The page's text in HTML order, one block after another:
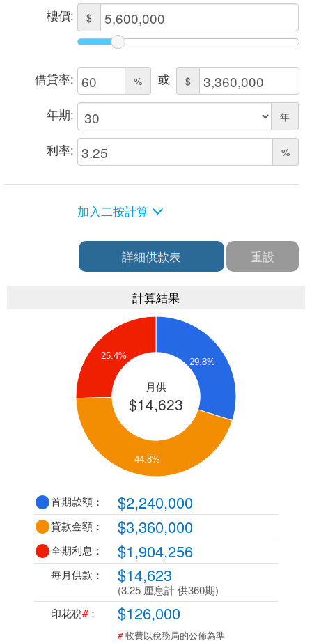
樓價: $
借貸率: % 或 $
年期: 年
利率: %
加入二按計算
詳細供款表 重設
計算結果
月供
$14,623
29.8%
25.4%
44.8%
首期款額： $2,240,000
貸款金額： $3,360,000
全期利息： $1,904,256
每月供款： $14,623
(3.25 厘息計 供360期)
印花稅#： $126,000
#收費以稅務局的公佈為準